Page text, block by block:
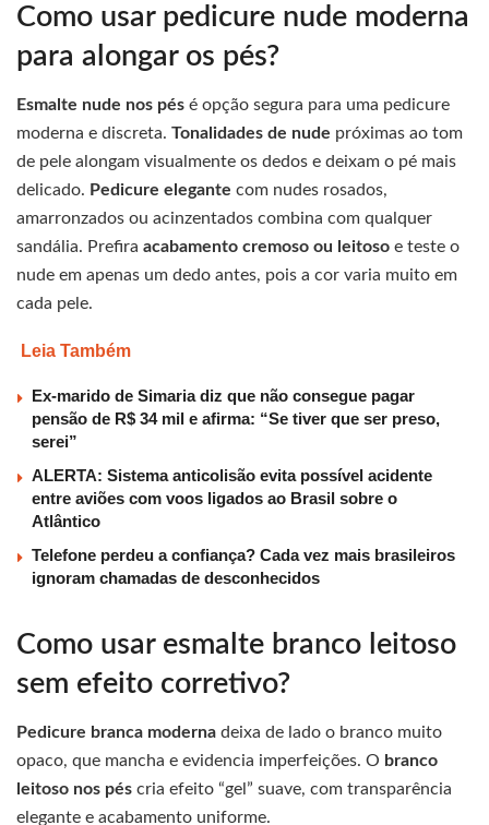
Como usar pedicure nude moderna
para alongar os pés?
Esmalte nude nos pés é opção segura para uma pedicure
moderna e discreta. Tonalidades de nude próximas ao tom
de pele alongam visualmente os dedos e deixam o pé mais
delicado. Pedicure elegante com nudes rosados,
amarronzados ou acinzentados combina com qualquer
sandália. Prefira acabamento cremoso ou leitoso e teste o
nude em apenas um dedo antes, pois a cor varia muito em
cada pele.
Leia Também
Ex-marido de Simaria diz que não consegue pagar
pensão de R$ 34 mil e afirma: “Se tiver que ser preso,
serei”
ALERTA: Sistema anticolisão evita possível acidente
entre aviões com voos ligados ao Brasil sobre o
Atlântico
Telefone perdeu a confiança? Cada vez mais brasileiros
ignoram chamadas de desconhecidos
Como usar esmalte branco leitoso
sem efeito corretivo?
Pedicure branca moderna deixa de lado o branco muito
opaco, que mancha e evidencia imperfeições. O branco
leitoso nos pés cria efeito “gel” suave, com transparência
elegante e acabamento uniforme.